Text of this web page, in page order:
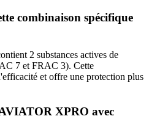
combinaison spécifique
2 substances actives de
7 et FRAC 3). Cette
et offre une protection plus
XPRO avec